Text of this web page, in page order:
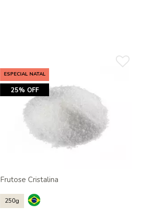
ESPECIAL NATAL
25% OFF
Frutose Cristalina
250g